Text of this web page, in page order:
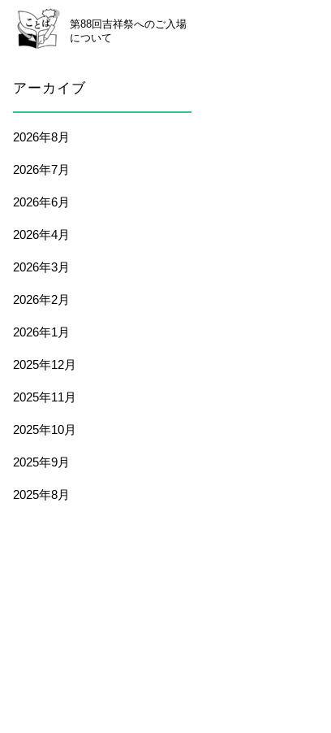
第88回吉祥祭へのご入場
について
アーカイブ
2026年8月
2026年7月
2026年6月
2026年4月
2026年3月
2026年2月
2026年1月
2025年12月
2025年11月
2025年10月
2025年9月
2025年8月